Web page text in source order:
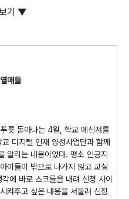
기 ▼
매들
릇 돋아나는 4월, 학교 메신저를
디지털 인재 양성사업단과 함께
알리는 내용이었다. 평소 인공지
이들이 밖으로 나가지 않고 교실
에 바로 스크롤을 내려 신청 사이
켜주고 싶은 내용을 서둘러 신청